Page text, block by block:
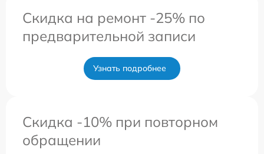
Скидка на ремонт -25% по
предварительной записи
Узнать подробнее
Скидка -10% при повторном
обращении